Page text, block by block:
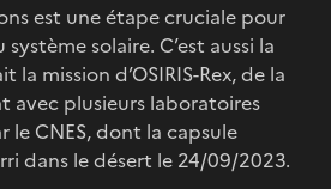
est une étape cruciale pour
solaire. C’est aussi la
la mission d’OSIRIS-Rex, de la
avec plusieurs laboratoires
le CNES, dont la capsule
dans le désert le 24/09/2023.